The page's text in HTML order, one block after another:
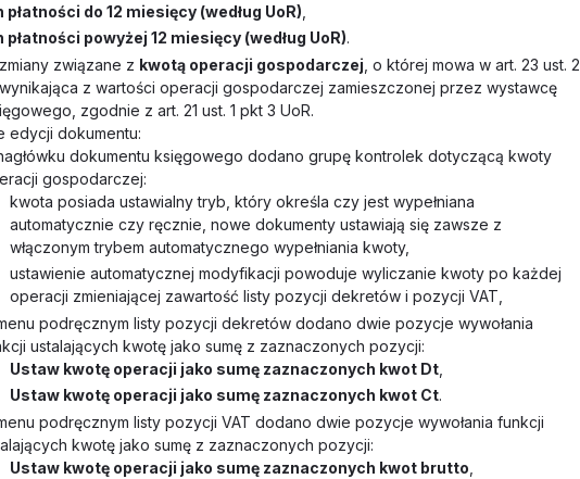
płatności do 12 miesięcy (według UoR)
płatności powyżej 12 miesięcy (według UoR).
związane z kwotą operacji gospodarczej , o której mowa w art. 23 ust. 2
z wartości operacji gospodarczej zamieszczonej przez wystawcę
zgodnie z art. 21 ust. 1 pkt 3 UoR.
edycji dokumentu:
dokumentu księgowego dodano grupę kontrolek dotyczącą kwoty
gospodarczej:
kwota posiada ustawialny tryb, który określa czy jest wypełniana
automatycznie czy ręcznie, nowe dokumenty ustawiają się zawsze z
włączonym trybem automatycznego wypełniania kwoty,
ustawienie automatycznej modyfikacji powoduje wyliczanie kwoty po każdej
operacji zmieniającej zawartość listy pozycji dekretów i pozycji VAT,
podręcznym listy pozycji dekretów dodano dwie pozycje wywołania
ustalających kwotę jako sumę z zaznaczonych pozycji:
Ustaw kwotę operacji jako sumę zaznaczonych kwot Dt
Ustaw kwotę operacji jako sumę zaznaczonych kwot Ct.
podręcznym listy pozycji VAT dodano dwie pozycje wywołania funkcji
kwotę jako sumę z zaznaczonych pozycji:
Ustaw kwotę operacji jako sumę zaznaczonych kwot brutto